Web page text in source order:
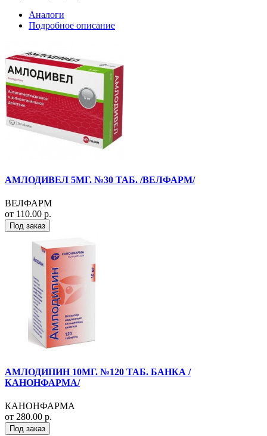
Аналоги
Подробное описание
АМЛОДИВЕЛ 5МГ. №30 ТАБ. /ВЕЛФАРМ/
ВЕЛФАРМ
от 110.00 р.
Под заказ
АМЛОДИПИН 10МГ. №120 ТАБ. БАНКА /
КАНОНФАРМА/
КАНОНФАРМА
от 280.00 р.
Под заказ